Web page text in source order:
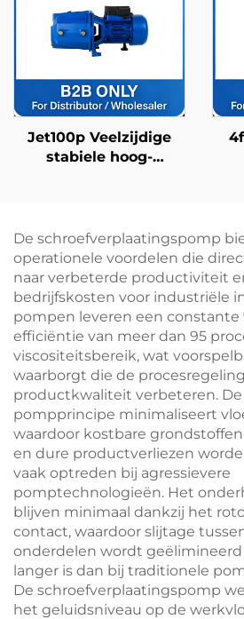
Jet100p Veelzijdige
stabiele hoog-
waterpomp
De schroefverplaatingspomp
operationele voordelen die
naar verbeterde productiviteit
bedrijfskosten voor industriële
pompen leveren een
efficiëntie van meer dan 95
viscositeitsbereik, wat
waarborgt die de
productkwaliteit verbeteren. De
pompprincipe minimaliseert
waardoor kostbare
en dure productverliezen
vaak optreden bij agressievere
pomptechnologieën. Het
blijven minimaal dankzij het
contact, waardoor slijtage
onderdelen wordt
langer is dan bij traditionele
De schroefverplaatingspomp
het geluidsniveau op de